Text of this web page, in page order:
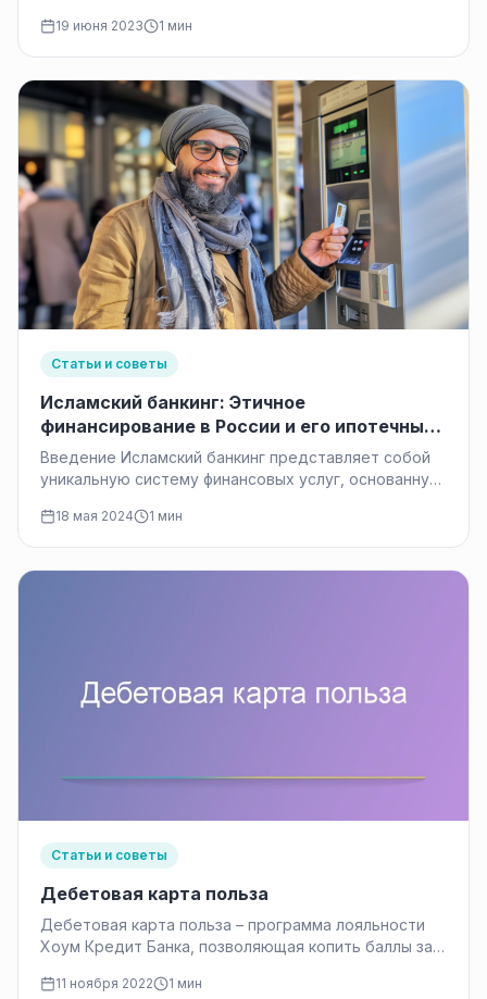
работать, но изменились условия…
19 июня 2023 1 мин
Статьи и советы
Исламский банкинг: Этичное
финансирование в России и его ипотечные
продукты
Введение Исламский банкинг представляет собой
уникальную систему финансовых услуг, основанную
отличие…
18 мая 2024 1 мин
Статьи и советы
Дебетовая карта польза
Дебетовая карта польза – программа лояльности
Хоум Кредит Банка, позволяющая копить баллы за
11 ноября 2022 1 мин